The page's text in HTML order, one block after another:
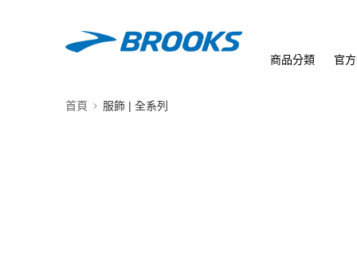
商品分類 官
首頁 服飾 | 全系列